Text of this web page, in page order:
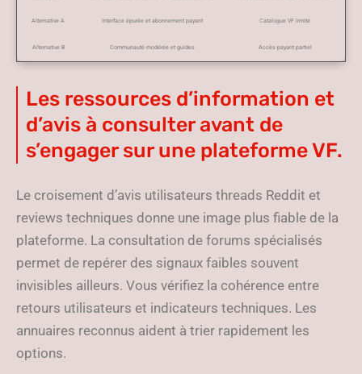
Alternative A Interface épurée et abonnement payant Catalogue VF limité
Alternative B Communauté modérée et guides Accès payant partiel
Les ressources d’information et
d’avis à consulter avant de
s’engager sur une plateforme VF.
Le croisement d’avis utilisateurs threads Reddit et
reviews techniques donne une image plus fiable de la
plateforme. La consultation de forums spécialisés
permet de repérer des signaux faibles souvent
invisibles ailleurs. Vous vérifiez la cohérence entre
retours utilisateurs et indicateurs techniques. Les
annuaires reconnus aident à trier rapidement les
options.